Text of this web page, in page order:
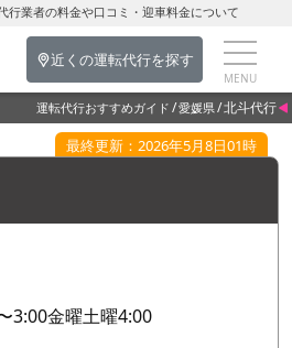
行業者の料金や口コミ・迎車料金について
近くの運転代行を探す
運転代行おすすめガイド 愛媛県 北斗代行
最終更新：2026年5月8日01時
3:00金曜土曜4:00